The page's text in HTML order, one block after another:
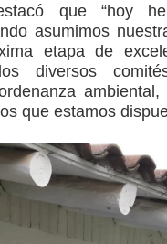
que “hoy
asumimos
etapa de
diversos
que estamos